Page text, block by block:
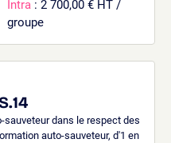
Intra : 2 700,00 € HT /
groupe
sauveteur dans le respect des
auto-sauveteur, d'1 en